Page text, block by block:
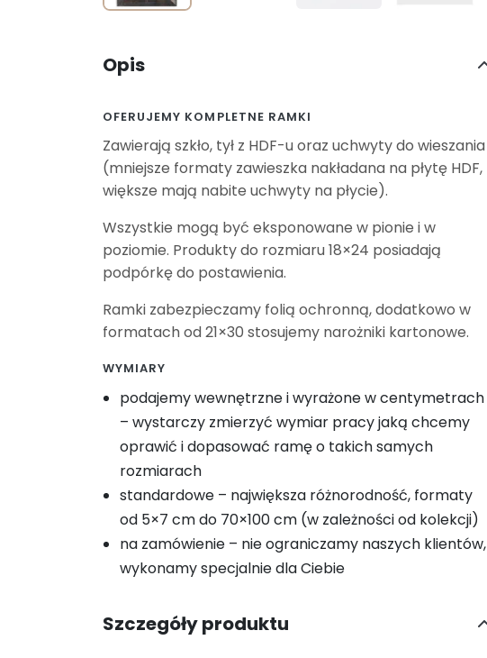
Opis
OFERUJEMY KOMPLETNE RAMKI
Zawierają szkło, tył z HDF-u oraz uchwyty do wieszania
(mniejsze formaty zawieszka nakładana na płytę HDF,
większe mają nabite uchwyty na płycie).
Wszystkie mogą być eksponowane w pionie i w
poziomie. Produkty do rozmiaru 18×24 posiadają
podpórkę do postawienia.
Ramki zabezpieczamy folią ochronną, dodatkowo w
formatach od 21×30 stosujemy narożniki kartonowe.
WYMIARY
podajemy wewnętrzne i wyrażone w centymetrach
– wystarczy zmierzyć wymiar pracy jaką chcemy
oprawić i dopasować ramę o takich samych
rozmiarach
standardowe – największa różnorodność, formaty
od 5×7 cm do 70×100 cm (w zależności od kolekcji)
na zamówienie – nie ograniczamy naszych klientów,
wykonamy specjalnie dla Ciebie
Szczegóły produktu